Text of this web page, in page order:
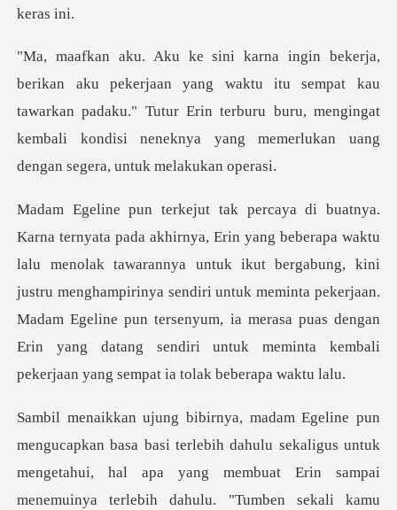
aktu itu sempat kau
tawarkan padaku." Tutur Erin terburu buru, mengingat
kembal
awarannya untuk ikut bergabung, kini
justru menghampirinya sendiri untuk meminta pekerjaan.
Madam Egeline pun tersenyum,
hui, hal apa yang membuat Erin sampai
menemuinya terlebih dahulu. "Tumben sekali kamu